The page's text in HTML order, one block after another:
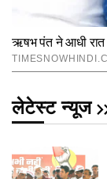
लेटेस्ट न्यूज